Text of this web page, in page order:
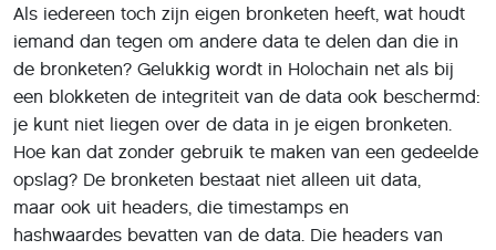
Als iedereen toch zijn eigen bronketen heeft, wat houdt
iemand dan tegen om andere data te delen dan die in
de bronketen? Gelukkig wordt in Holochain net als bij
een blokketen de integriteit van de data ook beschermd:
je kunt niet liegen over de data in je eigen bronketen.
Hoe kan dat zonder gebruik te maken van een gedeelde
opslag? De bronketen bestaat niet alleen uit data,
maar ook uit headers, die timestamps en
hashwaardes bevatten van de data. Die headers van